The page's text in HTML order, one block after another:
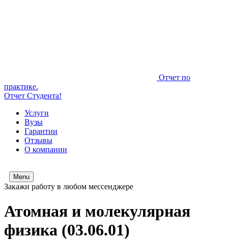
Отчет по
практике.
Отчет Студента!
Услуги
Вузы
Гарантии
Отзывы
О компании
Menu
Закажи работу в любом мессенджере
Атомная и молекулярная
физика (03.06.01)